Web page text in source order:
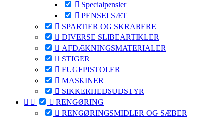
 Specialpensler
 PENSELSÆT
 SPARTlER OG SKRABERE
 DIVERSE SLIBEARTIKLER
 AFDÆKNINGSMATERIALER
 STIGER
 FUGEPISTOLER
 MASKINER
 SIKKERHEDSUDSTYR
   RENGØRING
 RENGØRINGSMIDLER OG SÆBER